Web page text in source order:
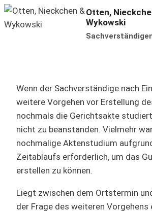
Zum
Inhalt
Otten,
Wykowski
Wenn der Sachverständige nach
weitere Vorgehen vor Erstellung
nochmals die Gerichtsakte
nicht zu beanstanden. Vielmehr
nochmalige Aktenstudium
Zeitablaufs erforderlich, um das
erstellen zu können.
Liegt zwischen dem Ortstermin
der Frage des weiteren Vorgehens